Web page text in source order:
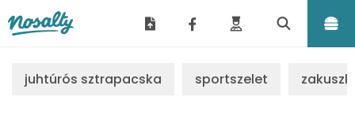
juhtúrós sztrapacska sportszelet